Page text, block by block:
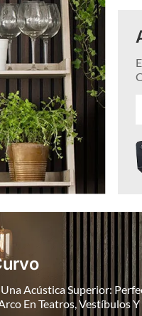
Acústica Superior:
En Teatros, Vestíbulos